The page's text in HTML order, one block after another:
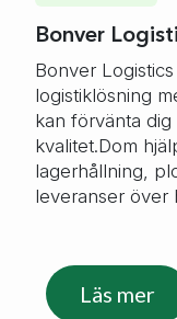
Bonver
Bonver
logistiklösning
kan förvänta
kvalitet.Dom
lagerhållning,
leveranser över
Läs mer